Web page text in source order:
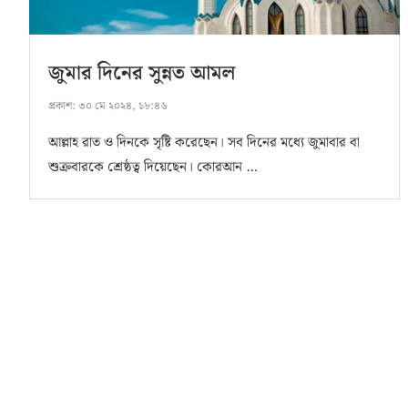
জুমার দিনের সুন্নত আমল
প্রকাশ: ৩০ মে ২০২৪, ১৮:৪৬
আল্লাহ রাত ও দিনকে সৃষ্টি করেছেন। সব দিনের মধ্যে জুমাবার বা
শুক্রবারকে শ্রেষ্ঠত্ব দিয়েছেন। কোরআন …